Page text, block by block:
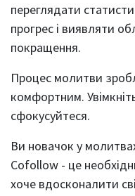
переглядати
прогрес і виявляти
покращення.
Процес молитви
комфортним.
сфокусуйтеся.
Ви новачок у
Cofollow - це
хоче вдосконалити